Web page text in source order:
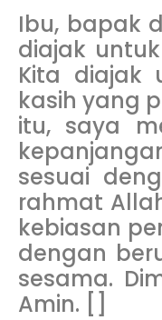
Ibu, bapak
diajak
Kita diajak
kasih yang
itu, saya
sesuai
rahmat
kebiasan
dengan
sesama.
Amin. []